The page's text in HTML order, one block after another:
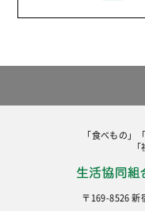
「食べもの」
〒169-8526 新